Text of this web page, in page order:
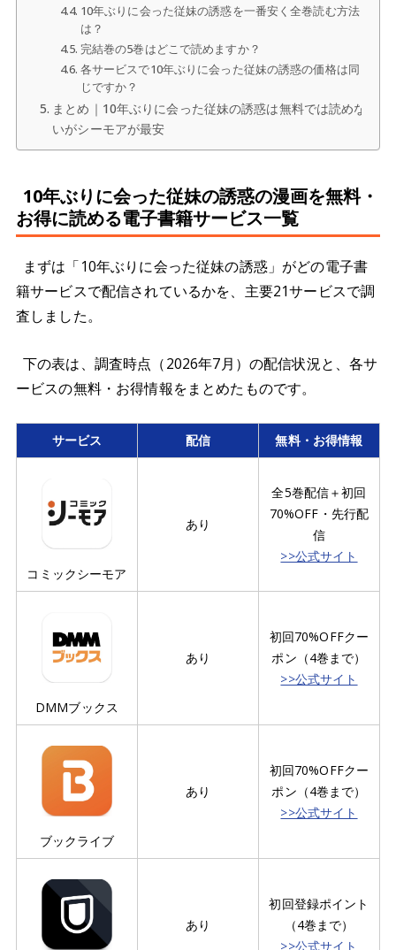
10年ぶりに会った従妹の誘惑を一番安く全巻読む方法
は？
完結巻の5巻はどこで読めますか？
各サービスで10年ぶりに会った従妹の誘惑の価格は同
じですか？
まとめ｜10年ぶりに会った従妹の誘惑は無料では読めな
いがシーモアが最安
10年ぶりに会った従妹の誘惑の漫画を無料・
お得に読める電子書籍サービス一覧
まずは「10年ぶりに会った従妹の誘惑」がどの電子書
籍サービスで配信されているかを、主要21サービスで調
査しました。
下の表は、調査時点（2026年7月）の配信状況と、各サ
ービスの無料・お得情報をまとめたものです。
サービス 配信 無料・お得情報
コミックシーモア
あり
全5巻配信＋初回
70%OFF・先行配
信
>>公式サイト
DMMブックス
あり
初回70%OFFクー
ポン（4巻まで）
>>公式サイト
ブックライブ
あり
初回70%OFFクー
ポン（4巻まで）
>>公式サイト
あり
初回登録ポイント
（4巻まで）
>>公式サイト